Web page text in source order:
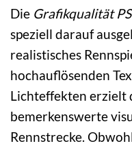
Die Grafikqualität
speziell darauf
realistisches
hochauflösenden
Lichteffekten erzielt
bemerkenswerte
Rennstrecke.